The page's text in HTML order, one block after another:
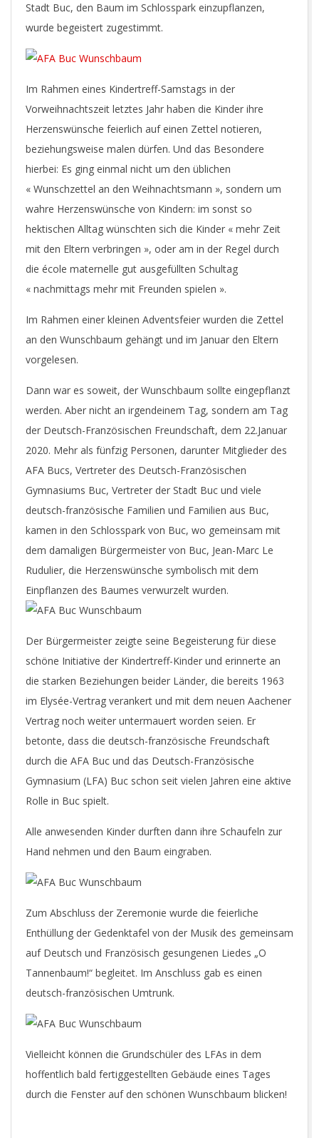
Stadt Buc, den Baum im Schlosspark einzupflanzen,
wurde begeistert zugestimmt.
Im Rahmen eines Kindertreff-Samstags in der
Vorweihnachtszeit letztes Jahr haben die Kinder ihre
Herzenswünsche feierlich auf einen Zettel notieren,
beziehungsweise malen dürfen. Und das Besondere
hierbei: Es ging einmal nicht um den üblichen
« Wunschzettel an den Weihnachtsmann », sondern um
wahre Herzenswünsche von Kindern: im sonst so
hektischen Alltag wünschten sich die Kinder « mehr Zeit
mit den Eltern verbringen », oder am in der Regel durch
die école maternelle gut ausgefüllten Schultag
« nachmittags mehr mit Freunden spielen ».
Im Rahmen einer kleinen Adventsfeier wurden die Zettel
an den Wunschbaum gehängt und im Januar den Eltern
vorgelesen.
Dann war es soweit, der Wunschbaum sollte eingepflanzt
werden. Aber nicht an irgendeinem Tag, sondern am Tag
der Deutsch-Französischen Freundschaft, dem 22.Januar
2020. Mehr als fünfzig Personen, darunter Mitglieder des
AFA Bucs, Vertreter des Deutsch-Französischen
Gymnasiums Buc, Vertreter der Stadt Buc und viele
deutsch-französische Familien und Familien aus Buc,
kamen in den Schlosspark von Buc, wo gemeinsam mit
dem damaligen Bürgermeister von Buc, Jean-Marc Le
Rudulier, die Herzenswünsche symbolisch mit dem
Einpflanzen des Baumes verwurzelt wurden.
Der Bürgermeister zeigte seine Begeisterung für diese
schöne Initiative der Kindertreff-Kinder und erinnerte an
die starken Beziehungen beider Länder, die bereits 1963
im Elysée-Vertrag verankert und mit dem neuen Aachener
Vertrag noch weiter untermauert worden seien. Er
betonte, dass die deutsch-französische Freundschaft
durch die AFA Buc und das Deutsch-Französische
Gymnasium (LFA) Buc schon seit vielen Jahren eine aktive
Rolle in Buc spielt.
Alle anwesenden Kinder durften dann ihre Schaufeln zur
Hand nehmen und den Baum eingraben.
Zum Abschluss der Zeremonie wurde die feierliche
Enthüllung der Gedenktafel von der Musik des gemeinsam
auf Deutsch und Französisch gesungenen Liedes „O
Tannenbaum!“ begleitet. Im Anschluss gab es einen
deutsch-französischen Umtrunk.
Vielleicht können die Grundschüler des LFAs in dem
hoffentlich bald fertiggestellten Gebäude eines Tages
durch die Fenster auf den schönen Wunschbaum blicken!